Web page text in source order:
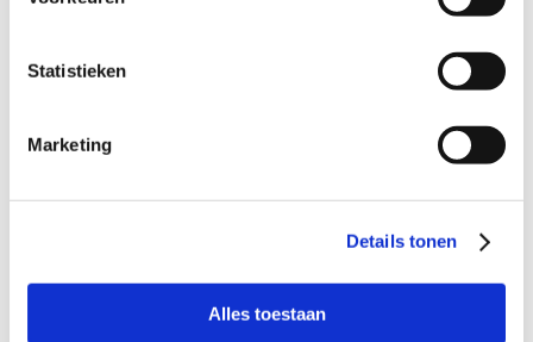
Statistieken
Marketing
Details tonen
Alles toestaan